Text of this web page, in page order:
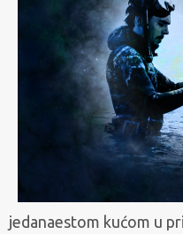
jedanaestom kućom u